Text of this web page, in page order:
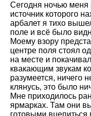
Сегодня ночью меня
источник которого
арбалет я тихо
поле и всё было
Моему взору
центре поля стоял
на месте и
квакающим звукам
разумеется, ничего
клянусь, это было
Мне приходилось
ярмарках. Там они
готовыми вцепиться